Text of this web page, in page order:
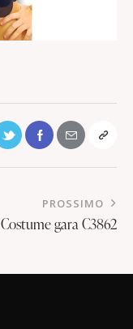
PROSSIMO
Costume gara C3862